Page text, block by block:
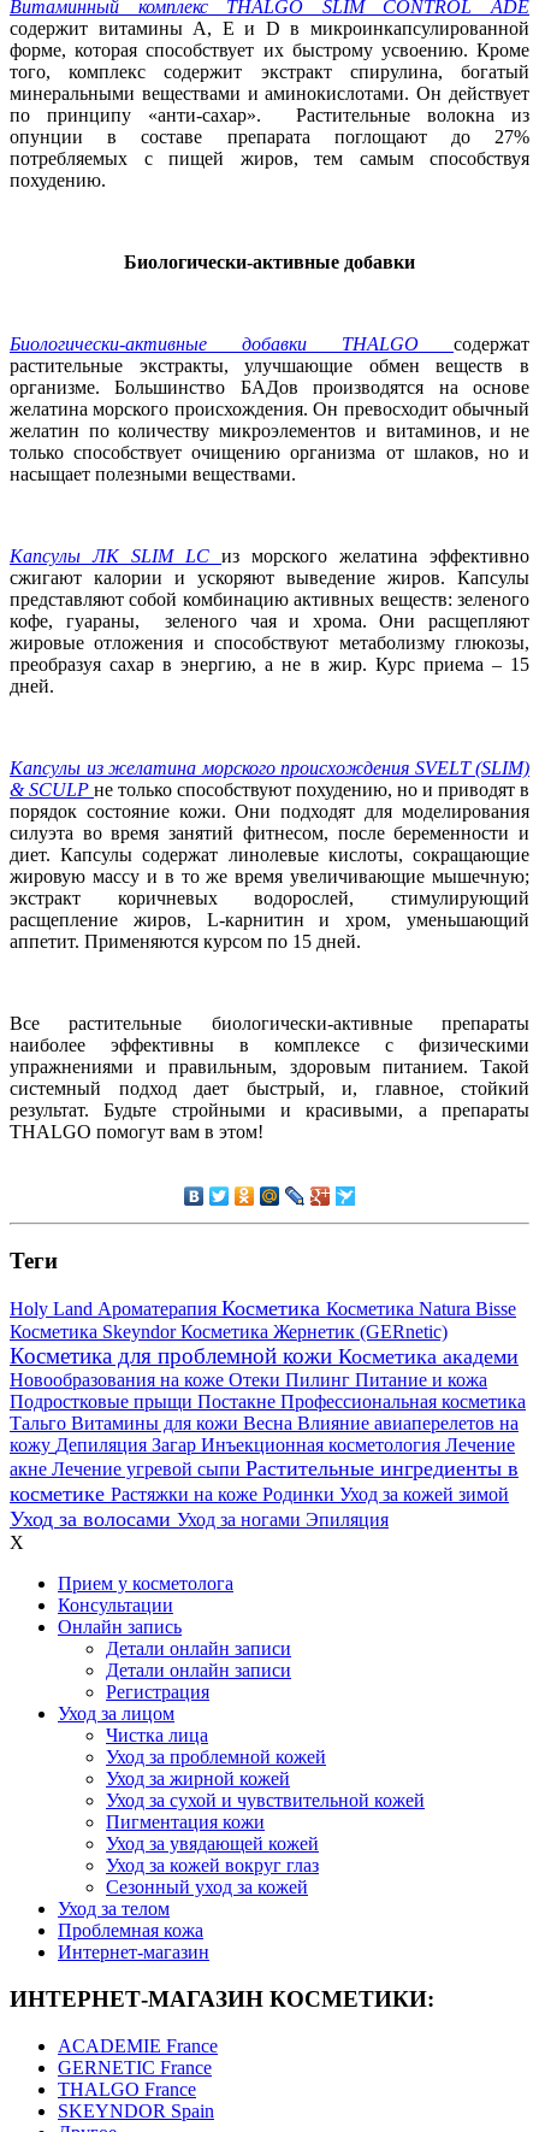
Витаминный комплекс THALGO SLIM CONTROL ADE
содержит витамины А, Е и D в микроинкапсулированной
форме, которая способствует их быстрому усвоению. Кроме
того, комплекс содержит экстракт спирулина, богатый
минеральными веществами и аминокислотами. Он действует
по принципу «анти-сахар». Растительные волокна из
опунции в составе препарата поглощают до 27%
потребляемых с пищей жиров, тем самым способствуя
похудению.
Биологически-активные добавки
Биологически-активные добавки THALGO
содержат
растительные экстракты, улучшающие обмен веществ в
организме. Большинство БАДов производятся на основе
желатина морского происхождения. Он превосходит обычный
желатин по количеству микроэлементов и витаминов, и не
только способствует очищению организма от шлаков, но и
насыщает полезными веществами.
Капсулы ЛК SLIM LC из морского желатина эффективно
сжигают калории и ускоряют выведение жиров. Капсулы
представляют собой комбинацию активных веществ: зеленого
кофе, гуараны, зеленого чая и хрома. Они расщепляют
жировые отложения и способствуют метаболизму глюкозы,
преобразуя сахар в энергию, а не в жир. Курс приема – 15
дней.
Капсулы из желатина морского происхождения SVELT (SLIM)
& SCULP не только способствуют похудению, но и приводят в
порядок состояние кожи. Они подходят для моделирования
силуэта во время занятий фитнесом, после беременности и
диет. Капсулы содержат линолевые кислоты, сокращающие
жировую массу и в то же время увеличивающие мышечную;
экстракт коричневых водорослей, стимулирующий
расщепление жиров, L-карнитин и хром, уменьшающий
аппетит. Применяются курсом по 15 дней.
Все растительные биологически-активные препараты
наиболее эффективны в комплексе с физическими
упражнениями и правильным, здоровым питанием. Такой
системный подход дает быстрый, и, главное, стойкий
результат. Будьте стройными и красивыми, а препараты
THALGO помогут вам в этом!
Теги
Holy Land Ароматерапия Косметика Косметика Natura Bisse
Косметика SkeyndorКосметика Жернетик (GERnetic)
Косметика для проблемной кожи Косметика академи
Новообразования на коже Отеки Пилинг Питание и кожа
Подростковые прыщи Постакне Профессиональная косметика
Тальго Витамины для кожи Весна Влияние авиаперелетов на
кожу Депиляция Загар Инъекционная косметология Лечение
акне Лечение угревой сыпи Растительные ингредиенты в
косметике Растяжки на коже Родинки Уход за кожей зимой
Уход за волосами Уход за ногами Эпиляция
X
Прием у косметолога
Консультации
Онлайн запись
Детали онлайн записи
Детали онлайн записи
Регистрация
Уход за лицом
Чистка лица
Уход за проблемной кожей
Уход за жирной кожей
Уход за сухой и чувствительной кожей
Пигментация кожи
Уход за увядающей кожей
Уход за кожей вокруг глаз
Сезонный уход за кожей
Уход за телом
Проблемная кожа
Интернет-магазин
ИНТЕРНЕТ-МАГАЗИН КОСМЕТИКИ:
ACADEMIE France
GERNETIC France
THALGO France
SKEYNDOR Spain